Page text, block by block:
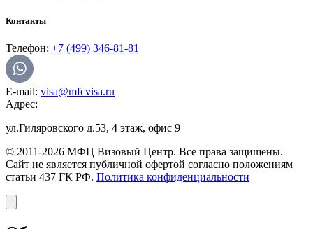
Контакты
Телефон: +7 (499) 346-81-81
E-mail: visa@mfcvisa.ru
Адрес:
ул.Гиляровского д.53, 4 этаж, офис 9
© 2011-2026 МФЦ Визовый Центр. Все права защищены.
Сайт не является публичной офертой согласно положениям
статьи 437 ГК РФ. Политика конфиденциальности